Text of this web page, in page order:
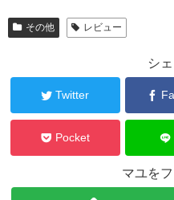
その他 レビュー
シ
Twitter
Pocket
マユを